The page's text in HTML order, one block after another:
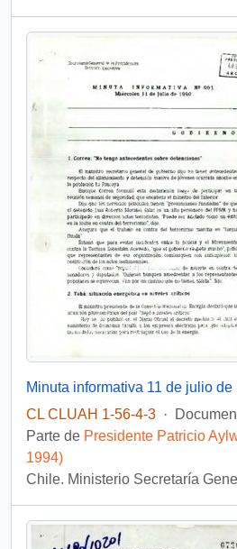
Minuta informativa 11 de julio de
CL CLUAH 1-56-4-3 ·
Parte de Presidente Patricio
1994)
Chile. Ministerio Secretaría